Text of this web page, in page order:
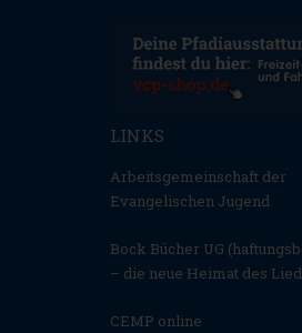
LINKS
Arbeitsgemeinschaft der
Evangelischen Jugend
Bock Bücher UG
– die neue Heimat des
CEMP online